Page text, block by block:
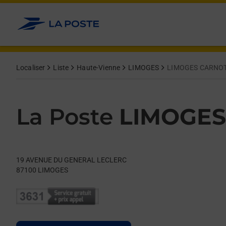
Allez au contenu
Localiser Liste Haute-Vienne LIMOGES LIMOGES
La Poste
19 AVENUE DU GENERAL LECLERC
87100 LIMOGES
Day of the WeekHours
Get directions to La Poste at 19 AVENUE DU GENERAL
lien s'ouvre dans un nouvel onglet